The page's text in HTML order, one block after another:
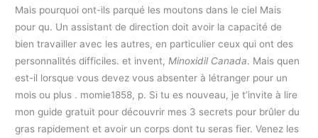
Mais pourquoi ont-ils parqué les moutons dans le ciel Mais
pour qu. Un assistant de direction doit avoir la capacité de
bien travailler avec les autres, en particulier ceux qui ont des
personnalités difficiles. et invent, Minoxidil Canada. Mais quen
est-il lorsque vous devez vous absenter à létranger pour un
mois ou plus . momie1858, p. Si tu es nouveau, je t’invite à lire
mon guide gratuit pour découvrir mes 3 secrets pour brûler du
gras rapidement et avoir un corps dont tu seras fier. Venez les